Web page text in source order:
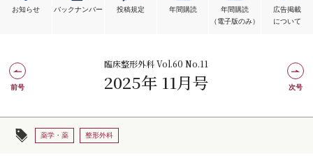
お知らせ バックナンバー 投稿規定 年間購読
年間購読
（電子版のみ）
広告掲載
について
臨床整形外科 Vol.60 No.11
2025年 11月号
前号 次号
薬学・薬 整形外科